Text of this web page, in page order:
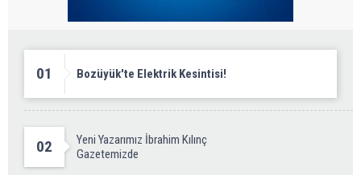
01 Bozüyük'te Elektrik Kesintisi!
02
Yeni Yazarımız İbrahim Kılınç
Gazetemizde